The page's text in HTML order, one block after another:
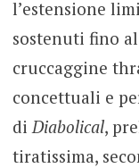
l’estensione
sostenuti fino
cruccaggine
concettuali e
di Diabolical,
tiratissima,